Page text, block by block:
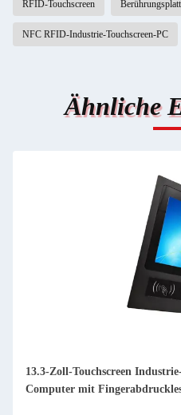
RFID-Touchscreen
NFC RFID-Industrie-Touchscreen-PC
Ähnliche
13.3-Zoll-Touchscreen
Computer mit